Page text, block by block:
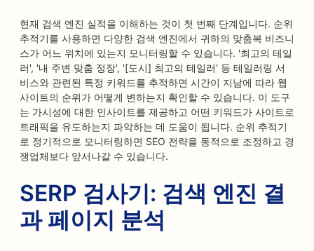
현재 검색 엔진 실적을 이해하는 것이 첫 번째 단계입니다. 순위
추적기를 사용하면 다양한 검색 엔진에서 귀하의 맞춤복 비즈니
스가 어느 위치에 있는지 모니터링할 수 있습니다. '최고의 테일
러', '내 주변 맞춤 정장', '[도시] 최고의 테일러' 등 테일러링 서
비스와 관련된 특정 키워드를 추적하면 시간이 지남에 따라 웹
사이트의 순위가 어떻게 변하는지 확인할 수 있습니다. 이 도구
는 가시성에 대한 인사이트를 제공하고 어떤 키워드가 사이트로
트래픽을 유도하는지 파악하는 데 도움이 됩니다. 순위 추적기
로 정기적으로 모니터링하면 SEO 전략을 동적으로 조정하고 경
쟁업체보다 앞서나갈 수 있습니다.
SERP 검사기: 검색 엔진 결
과 페이지 분석